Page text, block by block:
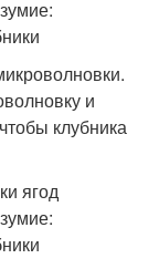
и
клубника